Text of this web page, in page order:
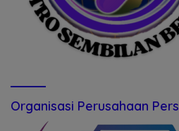
Organisasi Perusahaan Pers